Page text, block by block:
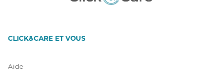
CLICK&CARE ET VOUS
Aide